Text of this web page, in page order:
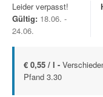
Leider verpasst!
Gültig: 18.06. -
24.06.
€ 0,55 / l -
Pfand 3.30